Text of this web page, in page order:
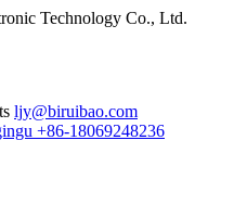
Technology Co., Ltd.
ljy@biruibao.com
+86-18069248236